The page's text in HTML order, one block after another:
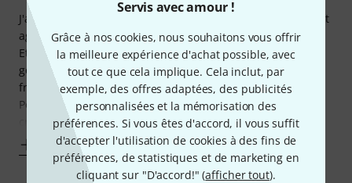
Servis avec amour !
Grâce à nos cookies, nous souhaitons vous offrir
la meilleure expérience d'achat possible, avec
tout ce que cela implique. Cela inclut, par
exemple, des offres adaptées, des publicités
personnalisées et la mémorisation des
préférences. Si vous êtes d'accord, il vous suffit
d'accepter l'utilisation de cookies à des fins de
préférences, de statistiques et de marketing en
cliquant sur "D'accord!" (afficher tout).
J'avais vu ces gommes chez mon luthier, donc quand il s'est
agi pour moi d'en choisir, je n'ai pas hésité.
Et je comprends pourquoi mon luthier les a choisi. Ces
gommes fonctionnent parfaitement, elles décrassent les
frettes en un temps record.
Pour les néophytes : on s'en sert comme d'une gomme à
crayon de bois : on utilise la partir la plus petite pour
Afficher plus